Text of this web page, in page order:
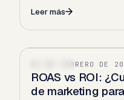
Leer más
21 DE FEBRERO DE
ROAS vs ROI:
de marketing